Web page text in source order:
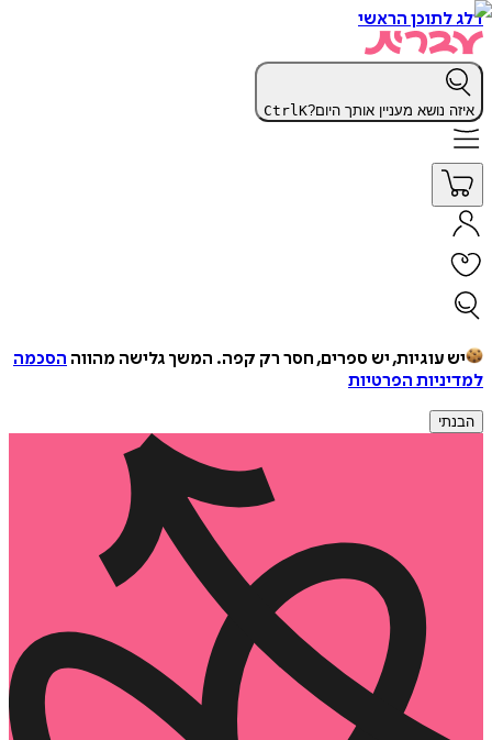
דלג לתוכן הראשי
איזה נושא מעניין אותך היום? CtrlK
יש עוגיות, יש ספרים, חסר רק קפה. המשך גלישה מהווה הסכמה
למדיניות הפרטיות
הבנתי